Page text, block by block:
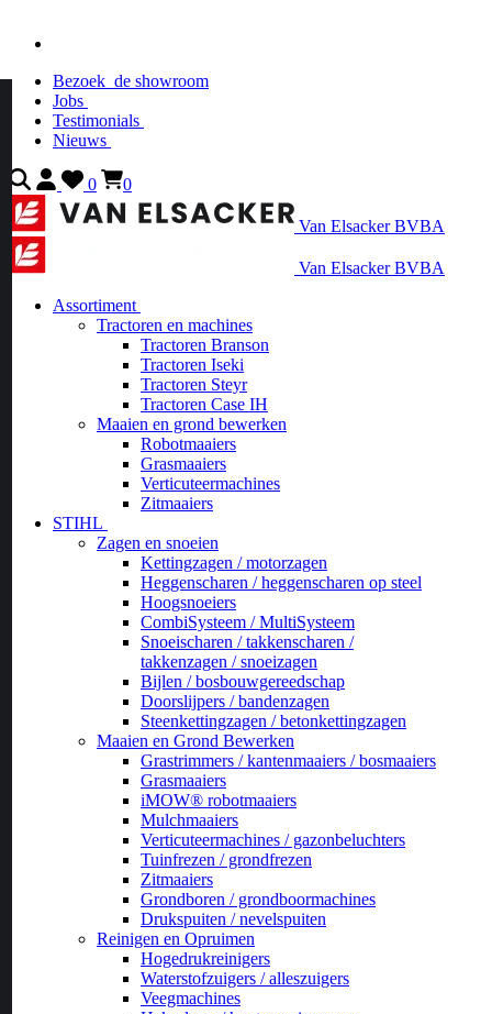
Bezoek de showroom
Jobs
Testimonials
Nieuws
0 0
Van Elsacker BVBA
Van Elsacker BVBA
Assortiment
Tractoren en machines
Tractoren Branson
Tractoren Iseki
Tractoren Steyr
Tractoren Case IH
Maaien en grond bewerken
Robotmaaiers
Grasmaaiers
Verticuteermachines
Zitmaaiers
STIHL
Zagen en snoeien
Kettingzagen / motorzagen
Heggenscharen / heggenscharen op steel
Hoogsnoeiers
CombiSysteem / MultiSysteem
Snoeischaren / takkenscharen /
takkenzagen / snoeizagen
Bijlen / bosbouwgereedschap
Doorslijpers / bandenzagen
Steenkettingzagen / betonkettingzagen
Maaien en Grond Bewerken
Grastrimmers / kantenmaaiers / bosmaaiers
Grasmaaiers
iMOW® robotmaaiers
Mulchmaaiers
Verticuteermachines / gazonbeluchters
Tuinfrezen / grondfrezen
Zitmaaiers
Grondboren / grondboormachines
Drukspuiten / nevelspuiten
Reinigen en Opruimen
Hogedrukreinigers
Waterstofzuigers / alleszuigers
Veegmachines